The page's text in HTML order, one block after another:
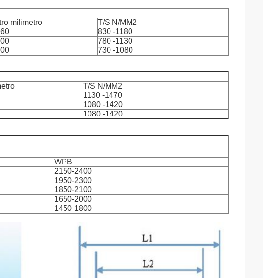
milímetro
T/S N/MM2
830 -1180
780 -1130
730 -1080
T/S N/MM2
1130 -1470
1080 -1420
1080 -1420
WPB
2150-2400
1950-2300
1850-2100
1650-2000
1450-1800